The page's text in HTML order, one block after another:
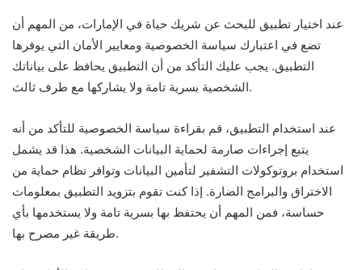
عند اختيار تطبيق للبحث عن شريك حياة في الإمارات، من المهم أن
تضع في اعتبارك سياسة الخصوصية ومعايير الأمان التي يوفرها
التطبيق. يجب عليك التأكد من أن التطبيق يحافظ على بياناتك
الشخصية بسرية تامة ولا يشاركها مع طرف ثالث.
عند استخدام التطبيق، قم بقراءة سياسة الخصوصية للتأكد من أنه
يتبع إجراءات صارمة لحماية البيانات الشخصية. هذا قد يشمل
استخدام بروتوكولات التشفير لتأمين البيانات وتوافر نظام حماية من
الاختراق والبرامج الضارة. إذا كنت تقوم بتزويد التطبيق بمعلومات
حساسة، فمن المهم أن يحتفظ بها بسرية تامة ولا يستخدمها بأي
طريقة غير مصرح بها.